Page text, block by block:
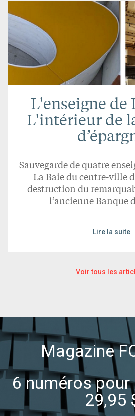
L'enseigne de
L'intérieur de
Sauvegarde de quatre
La Baie du centre-ville
destruction du
l’ancienne Banque
Lire la suite
Voir tous les
Magazine
6 numéros
29,95